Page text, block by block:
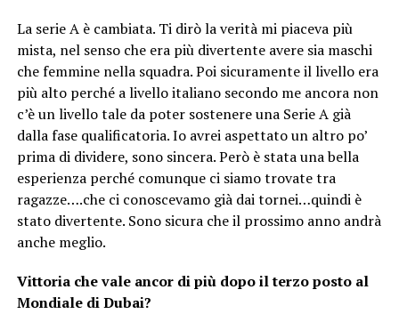
La serie A è cambiata. Ti dirò la verità mi piaceva più
mista, nel senso che era più divertente avere sia maschi
che femmine nella squadra. Poi sicuramente il livello era
più alto perché a livello italiano secondo me ancora non
c’è un livello tale da poter sostenere una Serie A già
dalla fase qualificatoria. Io avrei aspettato un altro po’
prima di dividere, sono sincera. Però è stata una bella
esperienza perché comunque ci siamo trovate tra
ragazze….che ci conoscevamo già dai tornei…quindi è
stato divertente. Sono sicura che il prossimo anno andrà
anche meglio.
Vittoria che vale ancor di più dopo il terzo posto al
Mondiale di Dubai?